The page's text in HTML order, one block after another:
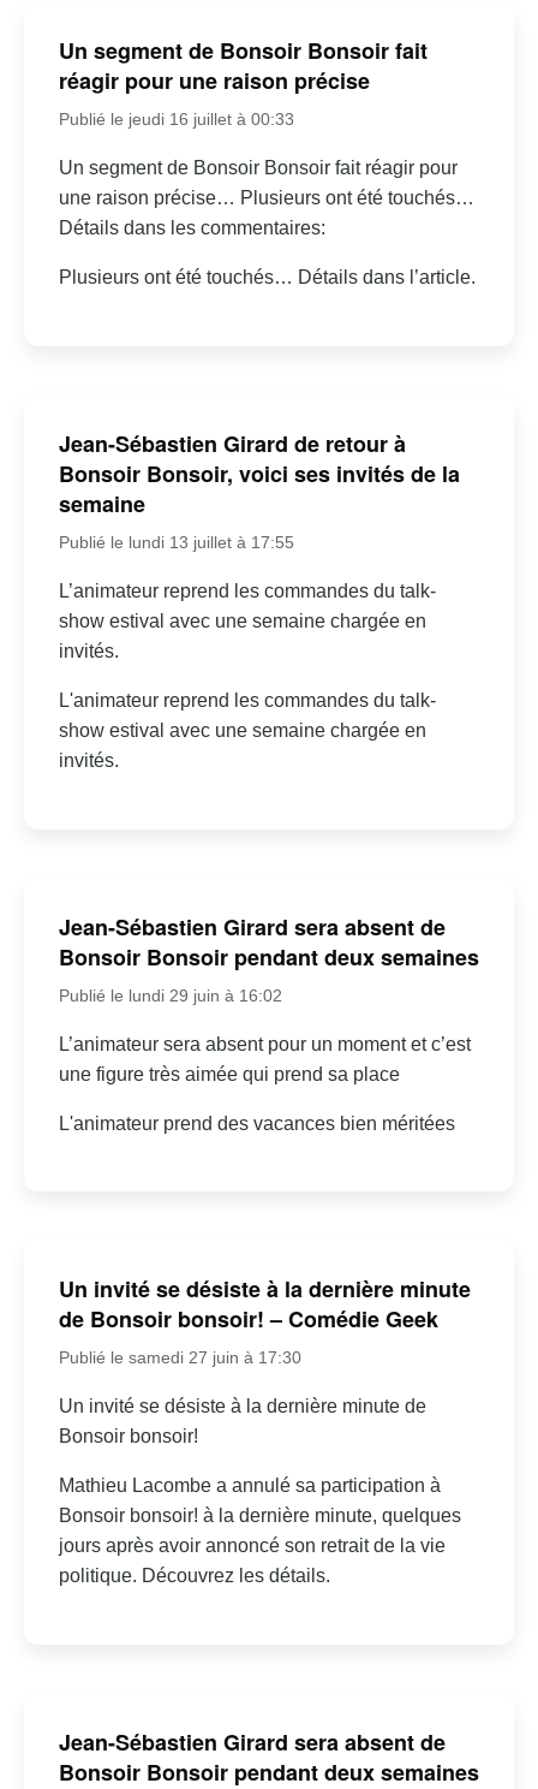
Un segment de Bonsoir Bonsoir fait
réagir pour une raison précise
Publié le jeudi 16 juillet à 00:33
Un segment de Bonsoir Bonsoir fait réagir pour
une raison précise… Plusieurs ont été touchés…
Détails dans les commentaires:
Plusieurs ont été touchés… Détails dans l’article.
Jean-Sébastien Girard de retour à
Bonsoir Bonsoir, voici ses invités de la
semaine
Publié le lundi 13 juillet à 17:55
L’animateur reprend les commandes du talk-
show estival avec une semaine chargée en
invités.
L'animateur reprend les commandes du talk-
show estival avec une semaine chargée en
invités.
Jean-Sébastien Girard sera absent de
Bonsoir Bonsoir pendant deux semaines
Publié le lundi 29 juin à 16:02
L’animateur sera absent pour un moment et c’est
une figure très aimée qui prend sa place
L'animateur prend des vacances bien méritées
Un invité se désiste à la dernière minute
de Bonsoir bonsoir! – Comédie Geek
Publié le samedi 27 juin à 17:30
Un invité se désiste à la dernière minute de
Bonsoir bonsoir!
Mathieu Lacombe a annulé sa participation à
Bonsoir bonsoir! à la dernière minute, quelques
jours après avoir annoncé son retrait de la vie
politique. Découvrez les détails.
Jean-Sébastien Girard sera absent de
Bonsoir Bonsoir pendant deux semaines